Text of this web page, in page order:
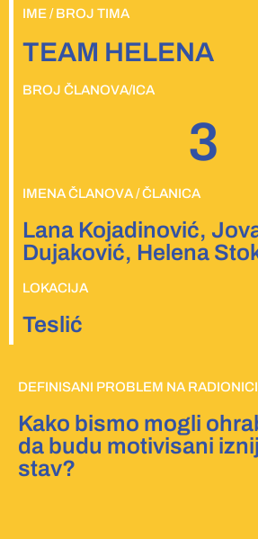
IME / BROJ TIMA
TEAM HELENA
BROJ ČLANOVA/ICA
3
IMENA ČLANOVA / ČLANICA
Lana Kojadinović,
Dujaković, Helena
LOKACIJA
Teslić
DEFINISANI PROBLEM NA RADIONICI
Kako bismo mogli
da budu motivisani
stav?